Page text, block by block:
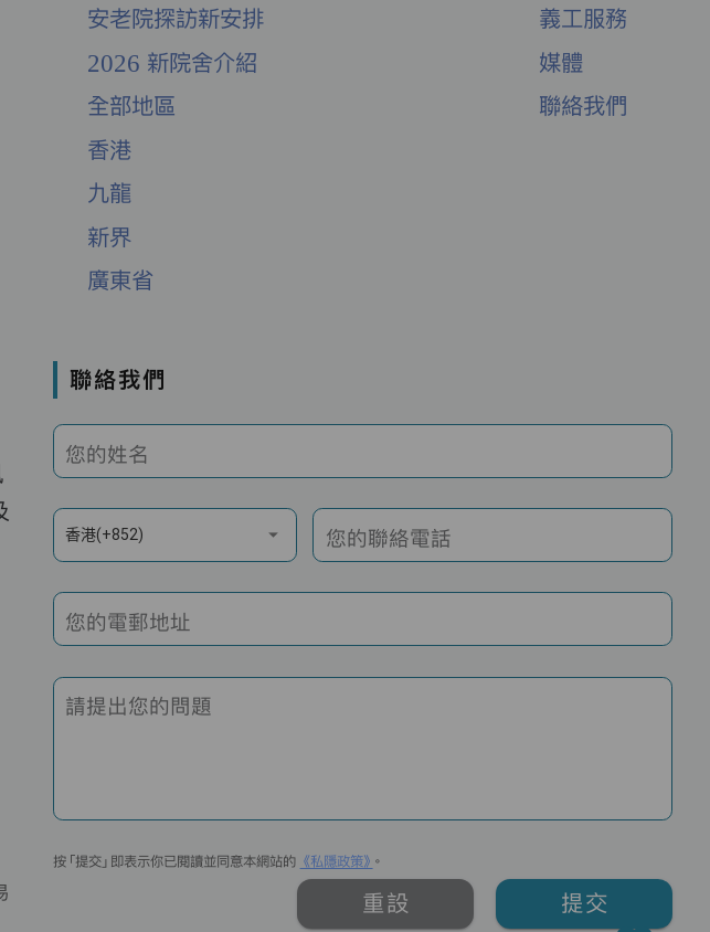
安老院探訪新安排
2026 新院舍介紹
全部地區
香港
九龍
新界
廣東省
義工服務
媒體
聯絡我們
聯絡我們
您的姓名
香港(+852) 您的聯絡電話
您的電郵地址
請提出您的問題
按「提交」即表示你已閱讀並同意本網站的 《私隱政策》 。
重設 提交